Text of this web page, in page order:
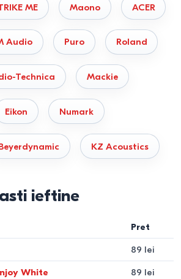
ME Maono ACER
Audio Puro Roland
Technica Mackie
Eikon Numark
KZ Acoustics
ieftine
Pret
89 lei
White 89 lei